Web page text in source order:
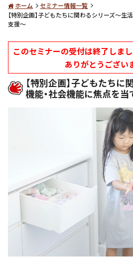
ホーム
セミナー情報一覧
【特別企画】子どもたちに関わるシリーズ～生
支援～
このセミナーの受付は終了しま
ありがとうござい
【特別企画】子どもたち
機能・社会機能に焦点を